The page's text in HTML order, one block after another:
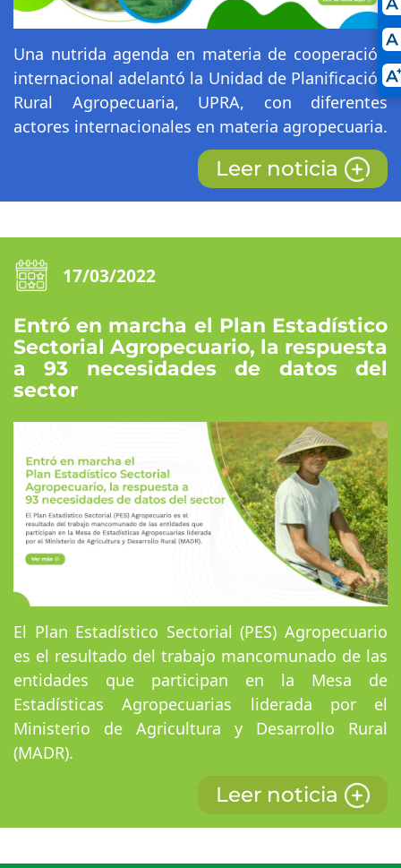
Una nutrida agenda en materia de cooperación
internacional adelantó la Unidad de Planificación
Rural Agropecuaria, UPRA, con diferentes
actores internacionales en materia agropecuaria.
Leer noticia
17/03/2022
Entró en marcha el Plan Estadístico
Sectorial Agropecuario, la respuesta
a 93 necesidades de datos del
sector
El Plan Estadístico Sectorial (PES) Agropecuario
es el resultado del trabajo mancomunado de las
entidades que participan en la Mesa de
Estadísticas Agropecuarias liderada por el
Ministerio de Agricultura y Desarrollo Rural
(MADR).
Leer noticia